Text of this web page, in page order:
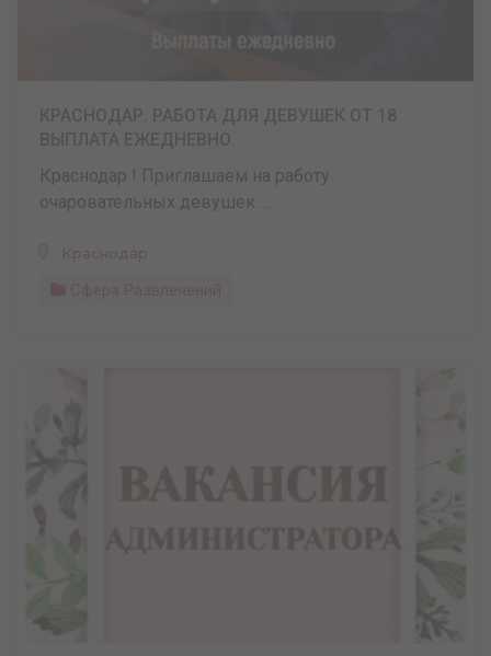
Краснодар ! Приглашаем на работу
очаровательных девушек ...
Краснодар
Сфера Развлечений